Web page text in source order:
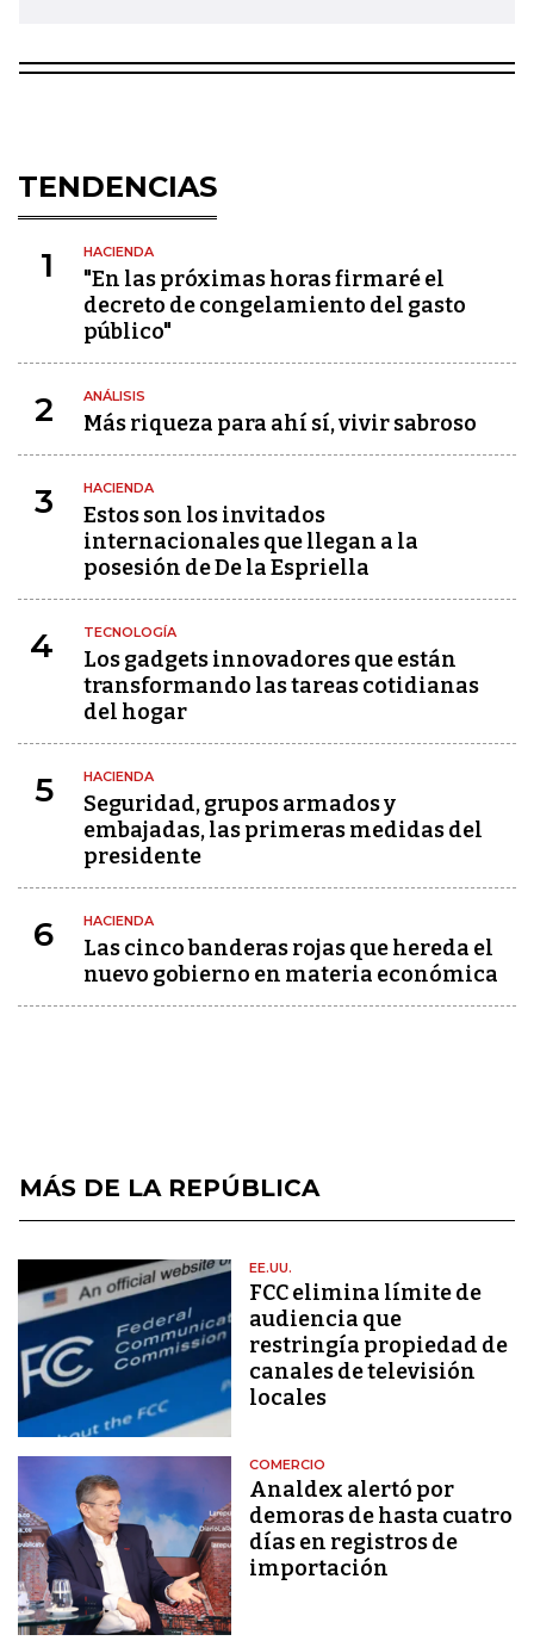
TENDENCIAS
1 HACIENDA
"En las próximas horas firmaré el
decreto de congelamiento del gasto
público"
2 ANÁLISIS
Más riqueza para ahí sí, vivir sabroso
3 HACIENDA
Estos son los invitados
internacionales que llegan a la
posesión de De la Espriella
4 TECNOLOGÍA
Los gadgets innovadores que están
transformando las tareas cotidianas
del hogar
5 HACIENDA
Seguridad, grupos armados y
embajadas, las primeras medidas del
presidente
6 HACIENDA
Las cinco banderas rojas que hereda el
nuevo gobierno en materia económica
MÁS DE LA REPÚBLICA
EE.UU.
FCC elimina límite de
audiencia que
restringía propiedad de
canales de televisión
locales
COMERCIO
Analdex alertó por
demoras de hasta cuatro
días en registros de
importación